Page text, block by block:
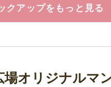
クアップをもっと見る
場オリジナルマ